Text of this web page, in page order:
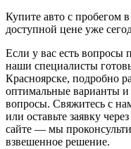
Купите авто с пробегом
доступной цене уже
Если у вас есть вопросы
наши специалисты
Красноярске, подробно
оптимальные варианты
вопросы. Свяжитесь с
или оставьте заявку через
сайте — мы
взвешенное решение.